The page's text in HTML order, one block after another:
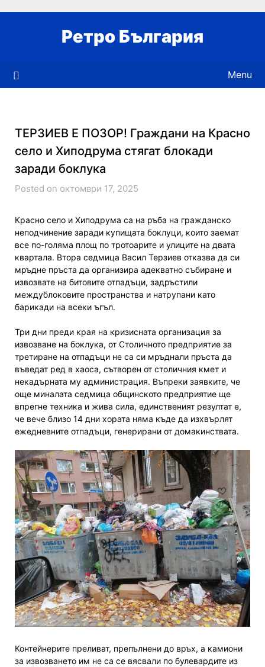
Ретро България
Menu
ТЕРЗИЕВ Е ПОЗОР! Граждани на Красно
село и Хиподрума стягат блокади
заради боклука
Posted on октомври 17, 2025
Красно село и Хиподрума са на ръба на гражданско
неподчинение заради купищата боклуци, които заемат
все по-голяма площ по тротоарите и улиците на двата
квартала. Втора седмица Васил Терзиев отказва да си
мръдне пръста да организира адекватно събиране и
извозвате на битовите отпадъци, задръстили
междублоковите пространства и натрупани като
барикади на всеки ъгъл.
Три дни преди края на кризисната организация за
извозване на боклука, от Столичното предприятие за
третиране на отпадъци не са си мръднали пръста да
въведат ред в хаоса, сътворен от столичния кмет и
некадърната му администрация. Въпреки заявките, че
още миналата седмица общинското предприятие ще
впрегне техника и жива сила, единственият резултат е,
че вече близо 14 дни хората няма къде да изхвърлят
ежедневните отпадъци, генерирани от домакинствата.
Контейнерите преливат, препълнени до връх, а камиони
за извозването им не са се вясвали по булевардите из